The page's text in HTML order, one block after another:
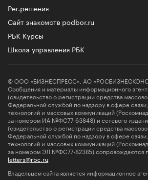
Рег.решения
Сайт знакомств podbor.ru
РБК Курсы
Школа управления РБК
© ООО «БИЗНЕСПРЕСС», АО
Сообщения и материалы информационного
(свидетельство о регистрации средства
Федеральной службой по надзору в сфере
технологий и массовых коммуникаций
за номером ИА №ФС77-63848) и сетевого
(свидетельство о регистрации средства
Федеральной службой по надзору в сфере
технологий и массовых коммуникаций
за номером ЭЛ №ФС77-82385) сопровождаются
letters@rbc.ru
Владельцем сайта является информационное